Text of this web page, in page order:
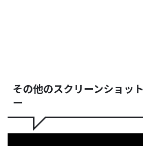
その他のスクリーンショッ
ー